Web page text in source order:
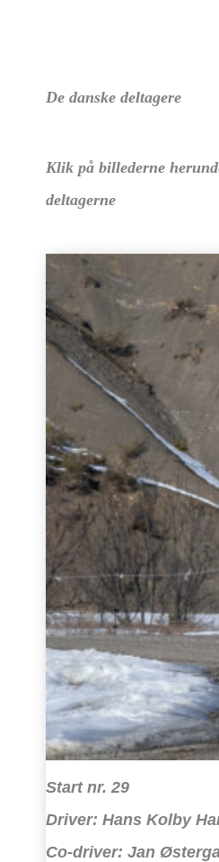
De danske deltagere
Klik på billederne
deltagerne
Start nr. 29
Driver: Hans Kolby
Co-driver: Jan